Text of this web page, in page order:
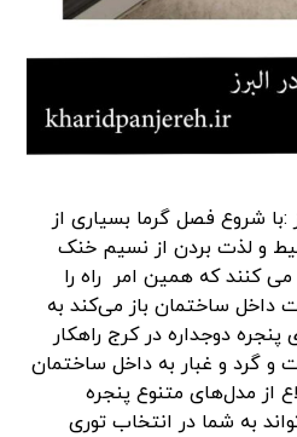
:با شروع فصل گرما بسیاری از
و لذت بردن از نسیم خنک
می کنند که همین امر راه را
داخل ساختمان باز می‌کند به
دوجداره در کرج راهکار
و گرد و غبار به داخل ساختمان
از مدل‌های متنوع پنجره
به شما در انتخاب توری